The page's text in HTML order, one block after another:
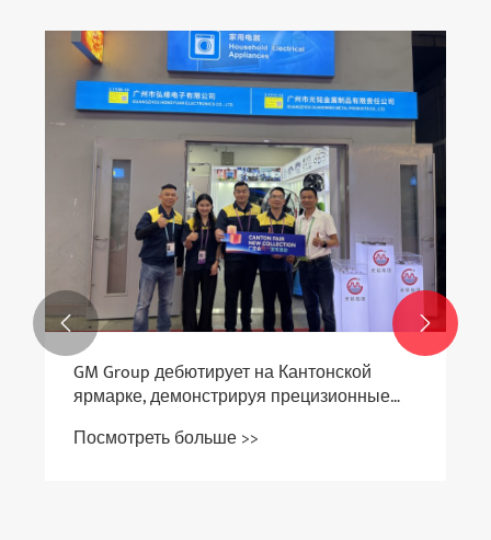
GM Group дебютирует на Кантонской
ярмарке, демонстрируя прецизионные
Посмотреть больше >>
 